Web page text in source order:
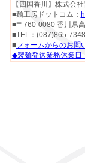
【四国香川】株式会
■麺工房ドットコム：
■〒760-0080 香川県
■TEL：(087)865-
■フォームからのお問
◆製麺発送業務休業日